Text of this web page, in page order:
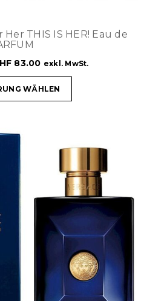
Her THIS IS HER! Eau de
83.00 exkl. MwSt.
WÄHLEN